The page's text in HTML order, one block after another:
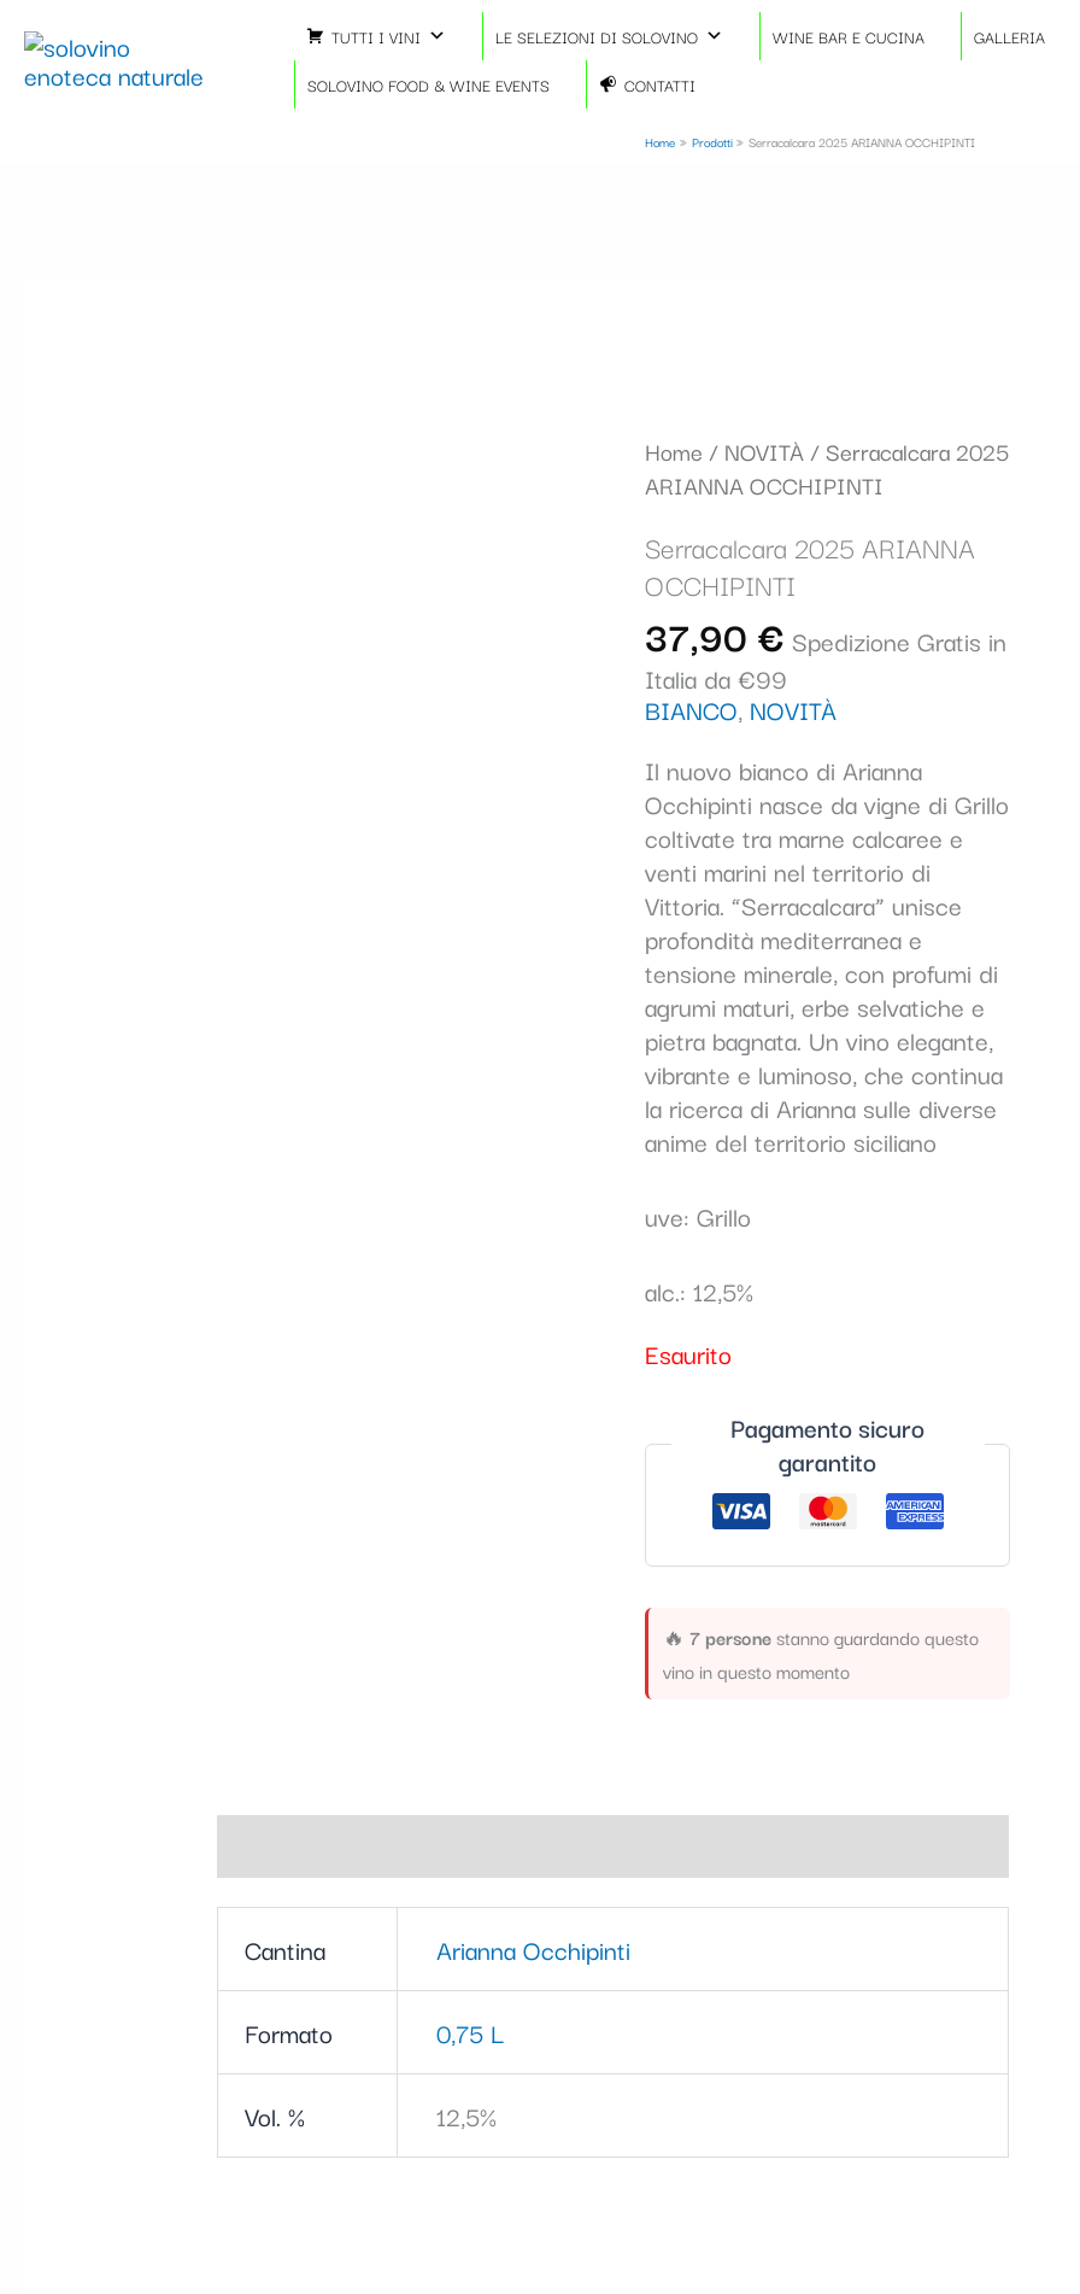
contenuto
TUTTI I VINI LE SELEZIONI DI SOLOVINO WINE BAR E CUCINA
GALLERIA
SOLOVINO FOOD & WINE EVENTS
CONTATTI
Home Prodotti Serracalcara 2025 ARIANNA OCCHIPINTI
Home / NOVITÀ/ Serracalcara 2025
ARIANNA OCCHIPINTI
Serracalcara 2025 ARIANNA
OCCHIPINTI
37,90 € Spedizione Gratis in
Italia da €99
BIANCO, NOVITÀ
Il nuovo bianco diArianna
Occhipinti nasce da vigne diGrillo
coltivate tra marne calcaree e
venti marini nel territorio di
Vittoria. “Serracalcara” unisce
profondità mediterranea e
tensione minerale, con profumi di
agrumi maturi, erbe selvatiche e
pietra bagnata. Un vino elegante,
vibrante e luminoso, che continua
la ricerca di Arianna sulle diverse
anime del territorio siciliano
uve: Grillo
alc.: 12,5%
Esaurito
Pagamento sicuro
garantito
🔥7 personestanno guardando questo
vino in questo momento
Cantina Arianna Occhipinti
Formato 0,75 L
Vol. % 12,5%